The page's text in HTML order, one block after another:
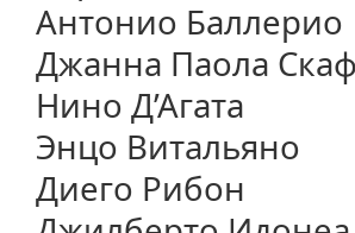
Антонио Баллерио
Джанна Паола
Нино Д’Агата
Энцо Витальяно
Диего Рибон